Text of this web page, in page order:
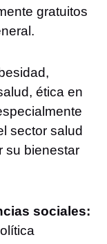
gratuitos
ética en
sector salud
su bienestar
sociales: